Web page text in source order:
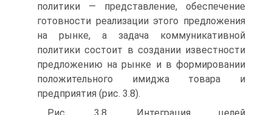
политики — представление, обеспечение
готовности реализации этого предложения
на рынке, а задача коммуникативной
политики состоит в создании известности
предложению на рынке и в формировании
положительного имиджа товара и
предприятия (рис. 3.8).